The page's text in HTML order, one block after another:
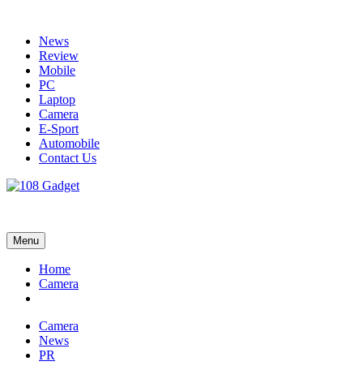
contentNews
Review
Mobile
PC
Laptop
Camera
E-Sport
Automobile
Contact Us
Menu
Home
Camera
Camera
News
PR